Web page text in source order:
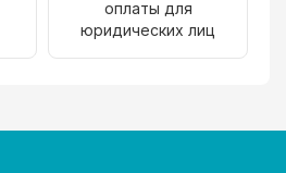
оплаты для
юридических лиц